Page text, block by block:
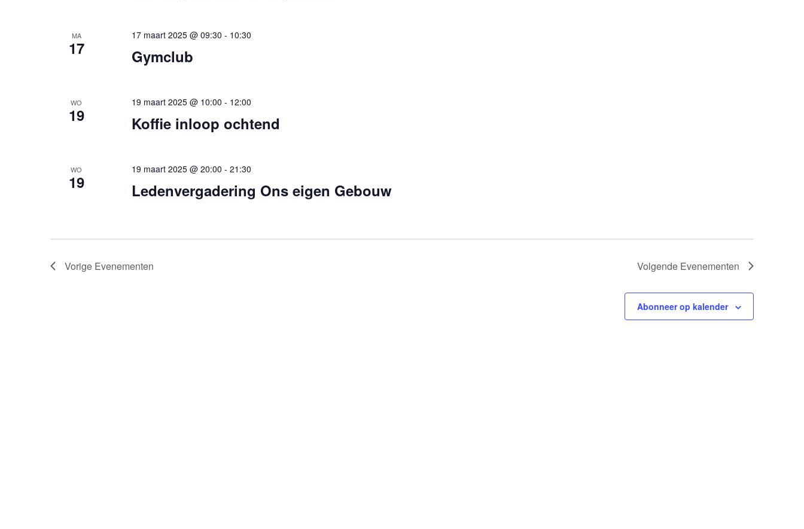
MA
17
17 maart 2025 @ 09:30 - 10:30
Gymclub
WO
19
19 maart 2025 @ 10:00 - 12:00
Koffie inloop ochtend
WO
19
19 maart 2025 @ 20:00 - 21:30
Ledenvergadering Ons eigen Gebouw
Vorige Evenementen Volgende Evenementen
Abonneer op kalender